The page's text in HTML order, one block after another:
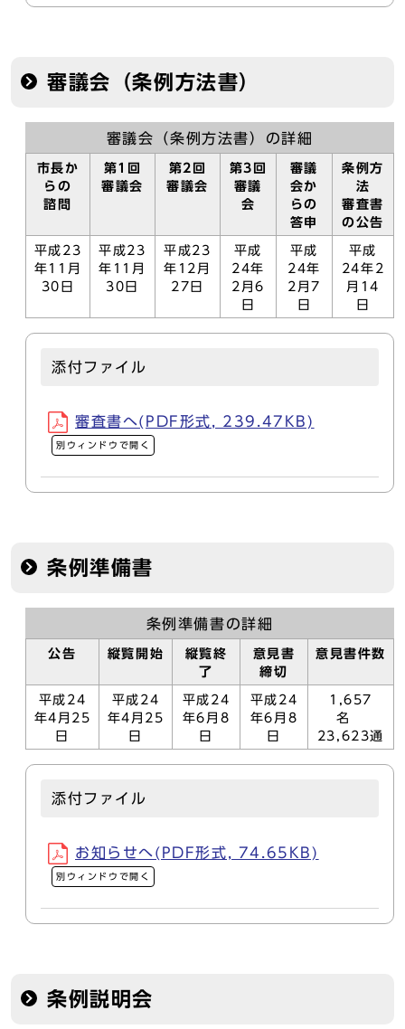
審議会（条例方法書）
審議会（条例方法書）の詳細
市長か
らの
諮問
第1回
審議会
第2回
審議会
第3回
審議
会
審議
会か
らの
答申
条例方
法
審査書
の公告
平成23
年11月
30日
平成23
年11月
30日
平成23
年12月
27日
平成
24年
2月6
日
平成
24年
2月7
日
平成
24年2
月14
日
添付ファイル
審査書へ(PDF形式, 239.47KB)
別ウィンドウで開く
条例準備書
条例準備書の詳細
公告 縦覧開始
縦覧終
了
意見書
締切
意見書件数
平成24
年4月25
日
平成24
年4月25
日
平成24
年6月8
日
平成24
年6月8
日
1,657
名
23,623通
添付ファイル
お知らせへ(PDF形式, 74.65KB)
別ウィンドウで開く
条例説明会